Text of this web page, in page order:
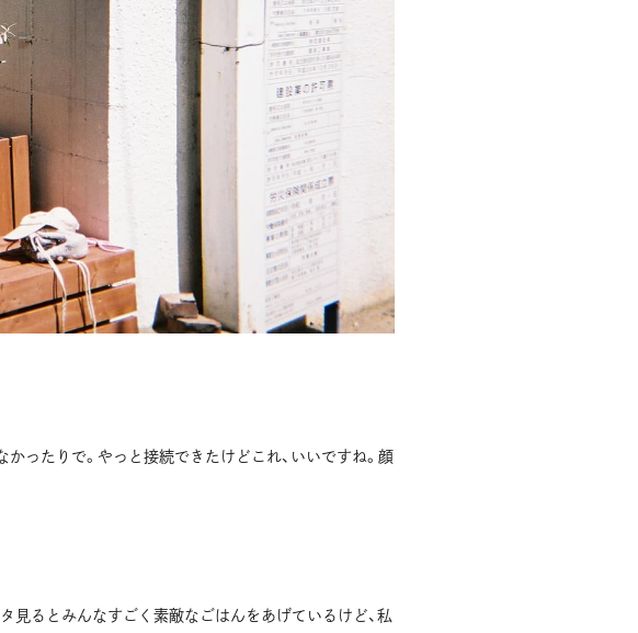
ったりで。やっと接続できたけどこれ、いいですね。顔
見るとみんなすごく素敵なごはんをあげているけど、私